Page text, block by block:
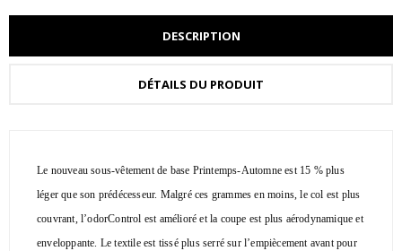
DESCRIPTION
DÉTAILS DU PRODUIT
Le nouveau sous-vêtement de base Printemps-Automne est 15 % plus
léger que son prédécesseur. Malgré ces grammes en moins, le col est plus
couvrant, l’odorControl est amélioré et la coupe est plus aérodynamique et
enveloppante. Le textile est tissé plus serré sur l’empiècement avant pour